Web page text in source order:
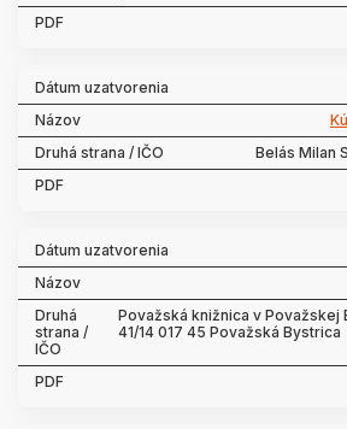
Belás Milan
Považská knižnica v Považskej
41/14 017 45 Považská Bystrica